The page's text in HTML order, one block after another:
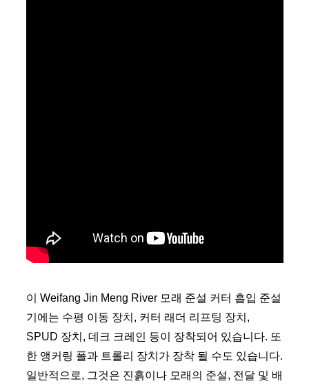
이 Weifang Jin Meng River 모래 준설 커터 흡입 준설
기에는 수평 이동 장치, 커터 래더 리프팅 장치,
SPUD 장치, 데크 크레인 등이 장착되어 있습니다. 또
한 앵커링 폴과 트롤리 장치가 장착 될 수도 있습니다.
일반적으로, 그것은 진흙이나 모래의 준설, 전달 및 배